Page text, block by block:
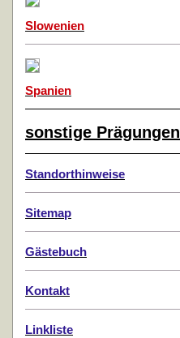
Slowenien
Spanien
sonstige Prägungen
Standorthinweise
Sitemap
Gästebuch
Kontakt
Linkliste